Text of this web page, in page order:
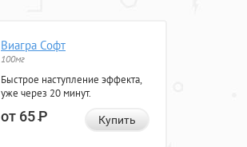
Виагра Софт
100мг
Быстрое наступление эффекта,
уже через 20 минут.
от 65Р Купить